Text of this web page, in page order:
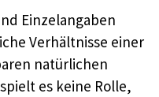
Einzelangaben
Verhältnisse einer
natürlichen
es keine Rolle,